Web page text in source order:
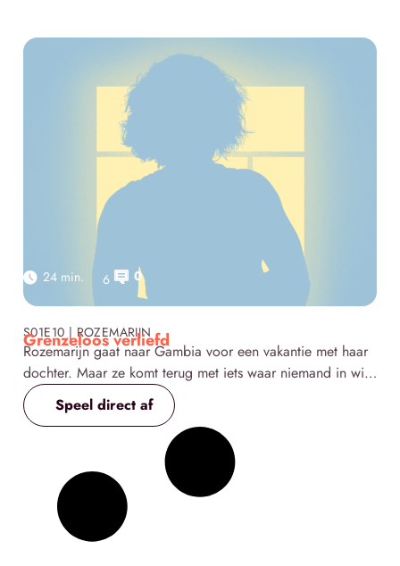
24 min. 6 0
S01E10 | ROZEMARIJN
Grenzeloos verliefd
Rozemarijn gaat naar Gambia voor een vakantie met haar
dochter. Maar ze komt terug met iets waar niemand in wil
geloven:
de ware liefde.
Speel direct af